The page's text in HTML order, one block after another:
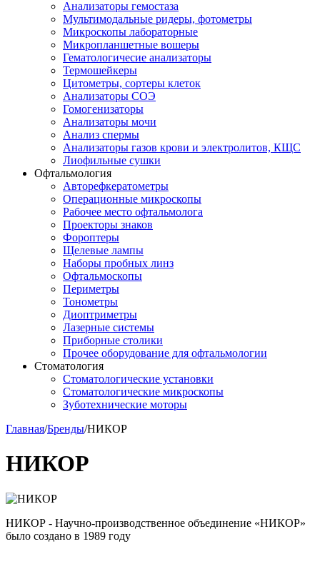
Анализаторы гемостаза
Мультимодальные ридеры, фотометры
Микроскопы лабораторные
Микропланшетные вошеры
Гематологичесие анализаторы
Термошейкеры
Цитометры, сортеры клеток
Анализаторы СОЭ
Гомогенизаторы
Анализаторы мочи
Анализ спермы
Анализаторы газов крови и электролитов, КЩС
Лиофильные сушки
Офтальмология
Авторефкератометры
Операционные микроскопы
Рабочее место офтальмолога
Проекторы знаков
Фороптеры
Щелевые лампы
Наборы пробных линз
Офтальмоскопы
Периметры
Тонометры
Диоптриметры
Лазерные системы
Приборные столики
Прочее оборудование для офтальмологии
Стоматология
Стоматологические установки
Стоматологические микроскопы
Зуботехнические моторы
Главная/Бренды/НИКОР
НИКОР
НИКОР - Научно-производственное объединение «НИКОР»
было создано в 1989 году